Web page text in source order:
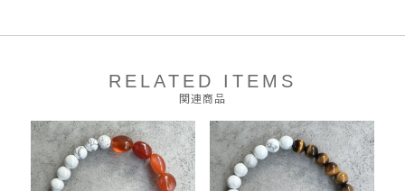
RELATED ITEMS
関連商品